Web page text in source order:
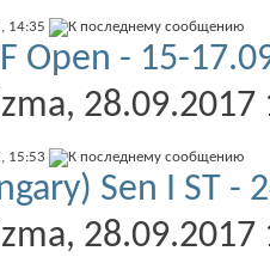
14:35
Open - 15-
, 28.09.2017
15:53
Sen I ST -
, 28.09.2017